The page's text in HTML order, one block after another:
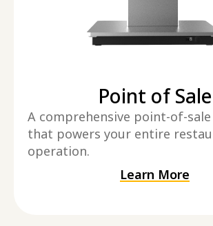
Point of Sale
A comprehensive point-of-
that powers your entire
operation.
Learn More